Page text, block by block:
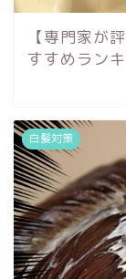
【専門家が
すすめラン
白髪対策